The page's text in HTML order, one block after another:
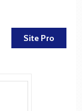
Site Pro